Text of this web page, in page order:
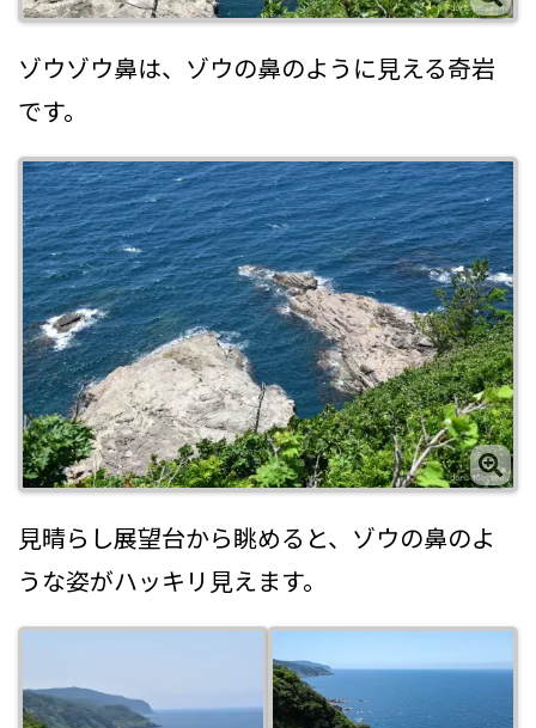
ゾウゾウ鼻は、ゾウの鼻のように見える奇岩
です。
見晴らし展望台から眺めると、ゾウの鼻のよ
うな姿がハッキリ見えます。